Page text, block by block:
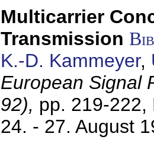
Multicarrier
Transmission
K.-D. Kammeyer,
European Signal
92), pp. 219-222,
24. - 27. August